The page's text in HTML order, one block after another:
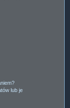
lub je